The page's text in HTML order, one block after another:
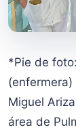
*Pie de
Miguel
área de